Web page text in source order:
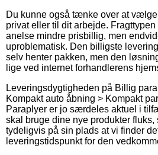
Du kunne også tænke over at
privat eller til dit arbejde.
anelse mindre prisbillig, men
uproblematisk. Den billigste
selv henter pakken, men den
lige ved internet forhandlerens
Leveringsdygtigheden på Billig
Kompakt auto åbning > Kompakt
Paraplyer er jo særdeles aktuel i
skal bruge dine nye produkter fluks,
tydeligvis på sin plads at vi finder
leveringstidspunkt for den